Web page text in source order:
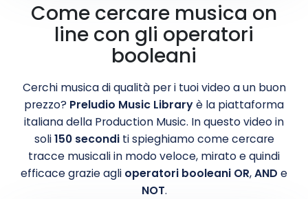
Come cercare musica on
line con gli operatori
booleani
Cerchi musica di qualità per i tuoi video a un buon
prezzo? Preludio Music Libraryè la piattaforma
italiana della Production Music. In questo video in
soli150 seconditi spieghiamo come cercare
tracce musicali in modo veloce, mirato e quindi
efficace grazie agli operatori booleani OR,AND e
NOT.